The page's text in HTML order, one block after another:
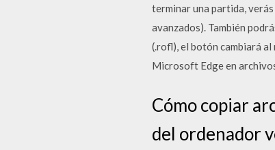
terminar una partida,
avanzados). También
(.rofl), el botón cambiará
Microsoft Edge en
Cómo copiar
del ordenador